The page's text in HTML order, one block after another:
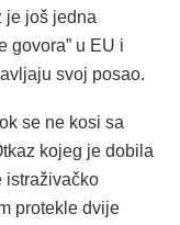
je još jedna
govora” u EU i
svoj posao.
se ne kosi sa
kojeg je dobila
istraživačko
protekle dvije